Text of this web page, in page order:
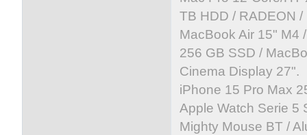
TB HDD / RADEON
MacBook Air 15" M4
256 GB SSD /
Cinema Display 27".
iPhone 15 Pro Max
Apple Watch Serie 5
Mighty Mouse BT /